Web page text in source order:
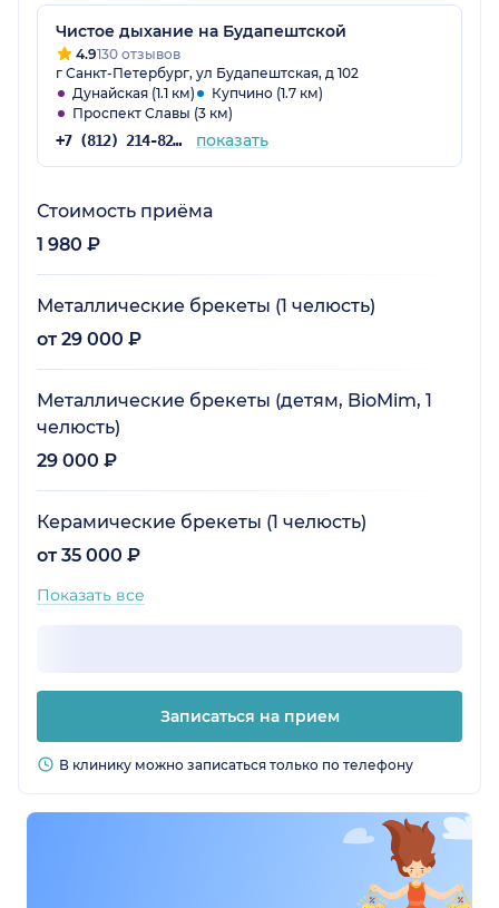
Чистое дыхание на Будапештской
4.9130 отзывов
г Санкт-Петербург, ул Будапештская, д 102
Дунайская (1.1 км)
Купчино (1.7 км)
Проспект Славы (3 км)
+7 (812) 214-82-78 показать
Стоимость приёма
1 980 ₽
Металлические брекеты (1 челюсть)
от 29 000 ₽
Металлические брекеты (детям, BioMim, 1
челюсть)
29 000 ₽
Керамические брекеты (1 челюсть)
от 35 000 ₽
Показать все
Записаться на прием
В клинику можно записаться только по телефону